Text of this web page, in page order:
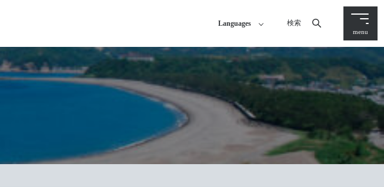
Languages 検索
menu